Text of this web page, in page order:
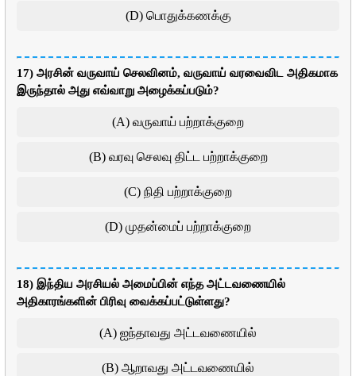
(D) பொதுக்கணக்கு
17) அரசின் வருவாய் செலவினம், வருவாய் வரவைவிட அதிகமாக
இருந்தால் அது எவ்வாறு அழைக்கப்படும்?
(A) வருவாய் பற்றாக்குறை
(B) வரவு செலவு திட்ட பற்றாக்குறை
(C) நிதி பற்றாக்குறை
(D) முதன்மைப் பற்றாக்குறை
18) இந்திய அரசியல் அமைப்பின் எந்த அட்டவணையில்
அதிகாரங்களின் பிரிவு வைக்கப்பட்டுள்ளது?
(A) ஐந்தாவது அட்டவணையில்
(B) ஆறாவது அட்டவணையில்